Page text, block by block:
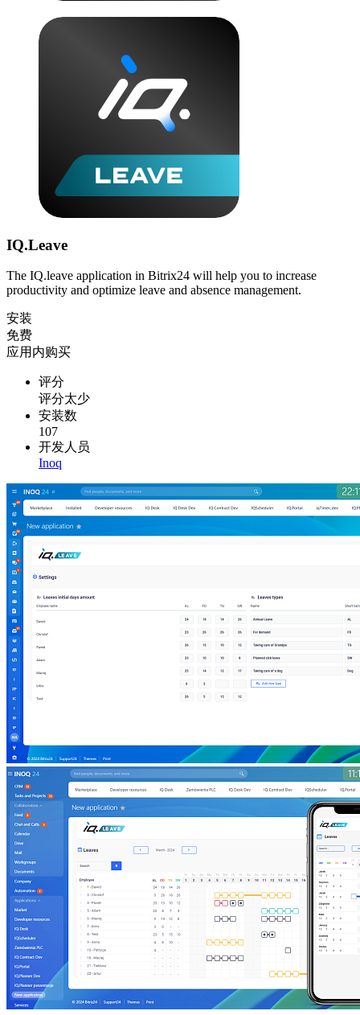
IQ.Leave
The IQ.leave application in Bitrix24 will help you to increase
productivity and optimize leave and absence management.
安装
免费
应用内购买
评分
评分太少
安装数
107
开发人员
Inoq